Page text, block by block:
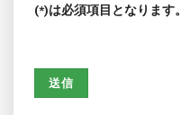
(*)は必須項目となります。